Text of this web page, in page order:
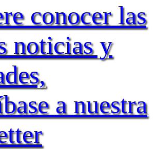
conocer las
noticias y
a nuestra